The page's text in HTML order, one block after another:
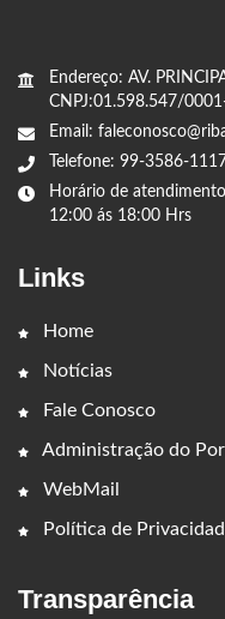
Endereço: AV.
CNPJ:01.598.547/
Email:
Telefone: 99-3586-1117
Horário de
12:00 ás 18:00 Hrs
Links
Home
Notícias
Fale Conosco
Administração do
WebMail
Política de
Transparência